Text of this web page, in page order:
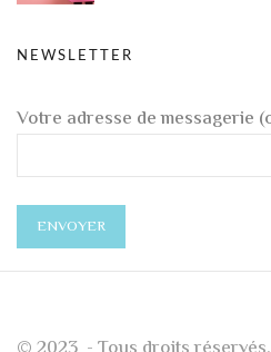
NEWSLETTER
Votre adresse de messagerie
© 2023 - Tous droits réservés.